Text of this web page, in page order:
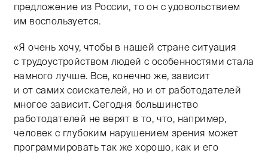
предложение из России, то он с удовольствием
им воспользуется.
«Я очень хочу, чтобы в нашей стране ситуация
с трудоустройством людей с особенностями стала
намного лучше. Все, конечно же, зависит
и от самих соискателей, но и от работодателей
многое зависит. Сегодня большинство
работодателей не верят в то, что, например,
человек с глубоким нарушением зрения может
программировать так же хорошо, как и его